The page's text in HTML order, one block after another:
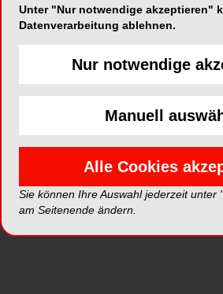
90766 Fürth
Telefon:
0911-9736-8100
0911-9736-8199
Die Shade 3 IPL-
Abschwächung über das
Unter "Nur notwendige akzeptieren"
Datenverarbeitung ablehnen.
Nur notwendige
Manuell
Alle Cookies
Sie können Ihre Auswahl jederzeit unter
am Seitenende ändern.